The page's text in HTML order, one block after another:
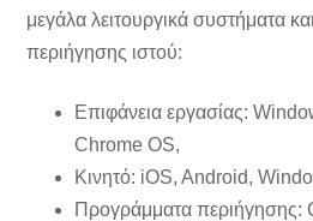
μεγάλα λειτουργικά συστήματα
περιήγησης ιστού:
Επιφάνεια εργασίας:
Chrome OS,
Κινητό: iOS, Android,
Προγράμματα περιήγησης: